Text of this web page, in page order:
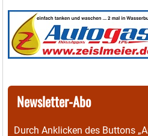
Newsletter-Abo
Durch Anklicken des Buttons